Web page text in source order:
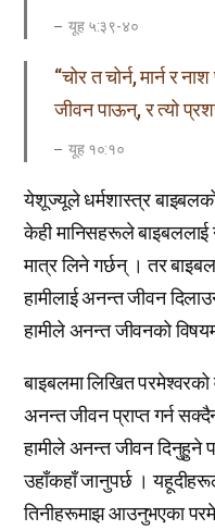
यूह ५:३९-४०
“चोर त चोर्न, मार्न र
जीवन पाऊन्, र त्यो
यूह १०:१०
येशूज्यूले धर्मशास्त्र बाइबलको
केही मानिसहरूले बाइबललाई
मात्र लिने गर्छन् । तर
हामीलाई अनन्त जीवन
हामीले अनन्त जीवनको
बाइबलमा लिखित
अनन्त जीवन प्राप्त गर्न
हामीले अनन्त जीवन दिनुहुने
उहाँकहाँ जानुपर्छ ।
तिनीहरूमाझ आउनुभएका